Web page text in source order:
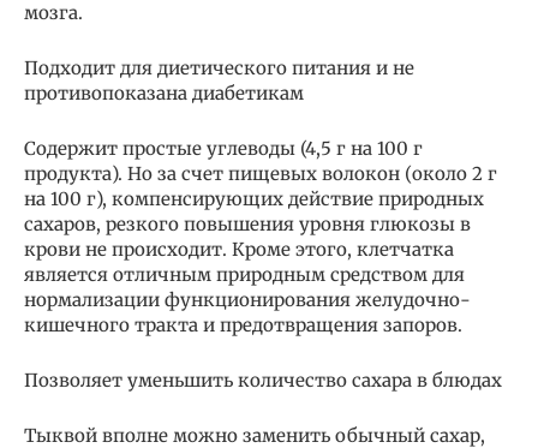
мозга.
Подходит для диетического питания и не
противопоказана диабетикам
Содержит простые углеводы (4,5 г на 100 г
продукта). Но за счет пищевых волокон (около 2 г
на 100 г), компенсирующих действие природных
сахаров, резкого повышения уровня глюкозы в
крови не происходит. Кроме этого, клетчатка
является отличным природным средством для
нормализации функционирования желудочно-
кишечного тракта и предотвращения запоров.
Позволяет уменьшить количество сахара в блюдах
Тыквой вполне можно заменить обычный сахар,